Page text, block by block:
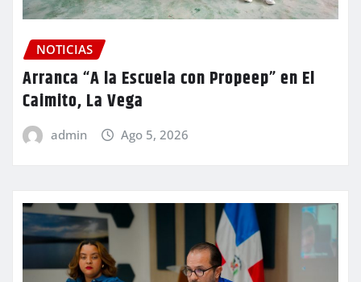
NOTICIAS
Arranca “A la Escuela con Propeep” en El
Caimito, La Vega
admin Ago 5, 2026